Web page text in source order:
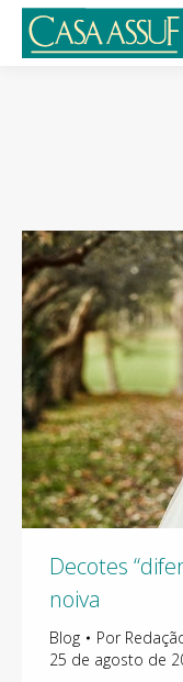
Decotes
noiva
Blog Por
25 de agosto de